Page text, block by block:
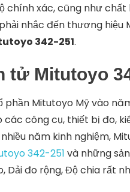
chính xác, cũng như
nhắc đến thương hiệu
342-251.
tử Mitutoyo
Mitutoyo Mỹ vào
công cụ, thiết bị đo,
năm kinh nghiệm,
342-251 và những
đo rộng, Độ chia rất